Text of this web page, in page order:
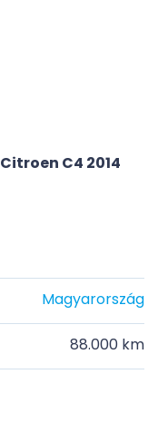
Citroen C4 2014
Magyarország
88.000 km